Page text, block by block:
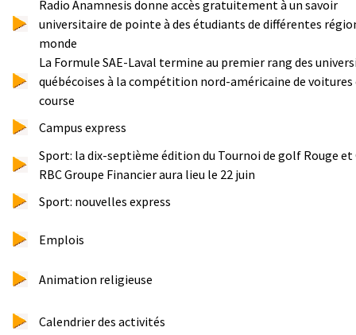
Radio Anamnesis donne accès gratuitement à un savoir
universitaire de pointe à des étudiants de différentes
monde
La Formule SAE-Laval termine au premier rang des
québécoises à la compétition nord-américaine de voitures
course
Campus express
Sport: la dix-septième édition du Tournoi de golf Rouge et
RBC Groupe Financier aura lieu le 22 juin
Sport: nouvelles express
Emplois
Animation religieuse
Calendrier des activités